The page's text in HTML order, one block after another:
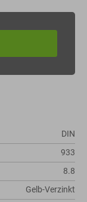
DIN
933
8.8
Gelb-Verzinkt